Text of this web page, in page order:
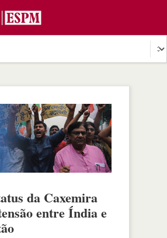
da Caxemira
entre Índia e